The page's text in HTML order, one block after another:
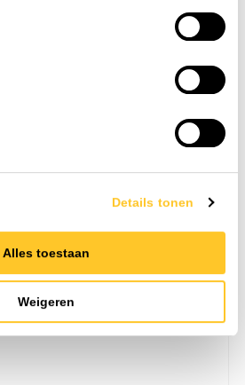
Details tonen
Alles toestaan
Weigeren